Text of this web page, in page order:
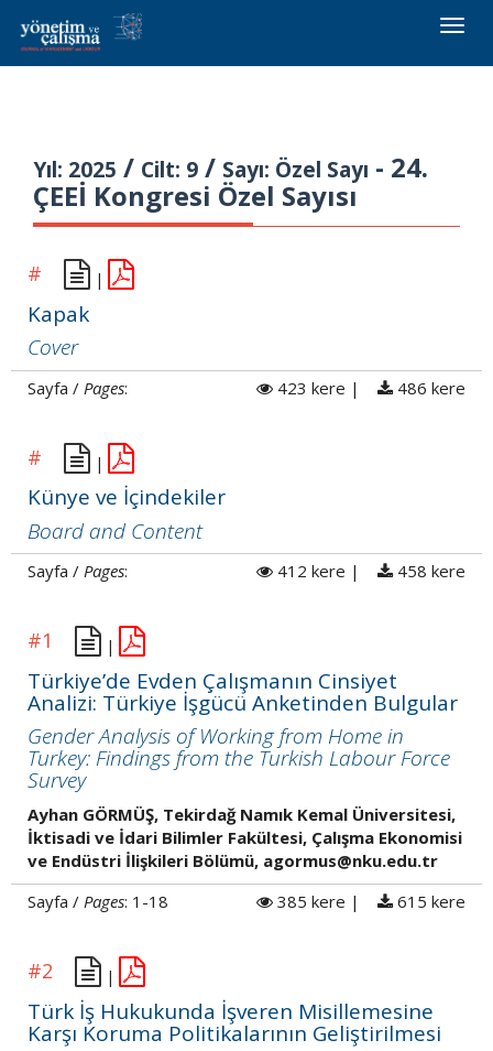
Toggle
Yıl: 2025 / Cilt: 9 / Sayı: Özel Sayı - 24.
ÇEEİ Kongresi Özel Sayısı
# |
Kapak
Cover
Sayfa / Pages: 423 kere | 486 kere
# |
Künye ve İçindekiler
Board and Content
Sayfa / Pages: 412 kere | 458 kere
#1 |
Türkiye’de Evden Çalışmanın Cinsiyet
Analizi: Türkiye İşgücü Anketinden Bulgular
Gender Analysis of Working from Home in
Turkey: Findings from the Turkish Labour Force
Survey
Ayhan GÖRMÜŞ, Tekirdağ Namık Kemal Üniversitesi,
İktisadi ve İdari Bilimler Fakültesi, Çalışma Ekonomisi
ve Endüstri İlişkileri Bölümü, agormus@nku.edu.tr
Sayfa / Pages: 1-18 385 kere | 615 kere
#2 |
Türk İş Hukukunda İşveren Misillemesine
Karşı Koruma Politikalarının Geliştirilmesi